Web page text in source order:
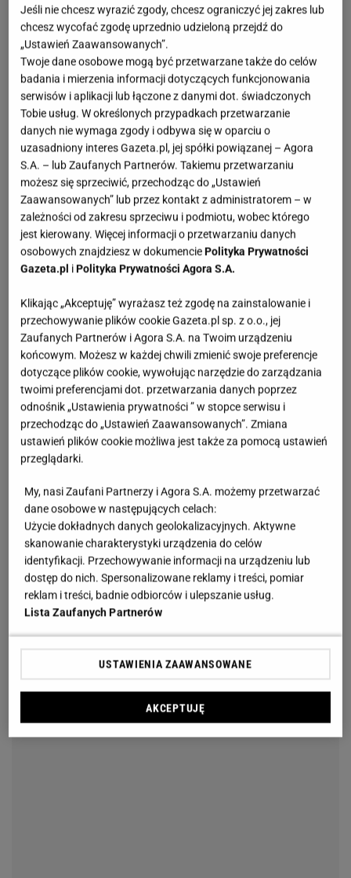
Ciepło i miękkość w najlepszej cenie
Koc wykonany jest z przyjemnego w dotyku
materiału, który doskonale chroni przed chłodem.
Sprawdza się zarówno podczas filmowych
wieczorów, jak i leniwych niedziel z książką w ręku.
Co ważne, jest lekki, a jednocześnie bardzo ciepły,
więc można go używać przez cały rok.
Jeśli nie chcesz wyrazić zgody, chcesz ograniczyć jej zakres lub
chcesz wycofać zgodę uprzednio udzieloną przejdź do
„Ustawień Zaawansowanych”.
Twoje dane osobowe mogą być przetwarzane także do celów
badania i mierzenia informacji dotyczących funkcjonowania
serwisów i aplikacji lub łączone z danymi dot. świadczonych
Tobie usług. W określonych przypadkach przetwarzanie
danych nie wymaga zgody i odbywa się w oparciu o
uzasadniony interes Gazeta.pl, jej spółki powiązanej – Agora
S.A. – lub Zaufanych Partnerów. Takiemu przetwarzaniu
możesz się sprzeciwić, przechodząc do „Ustawień
Zaawansowanych” lub przez kontakt z administratorem – w
zależności od zakresu sprzeciwu i podmiotu, wobec którego
jest kierowany. Więcej informacji o przetwarzaniu danych
osobowych znajdziesz w dokumenciePolityka Prywatności
Gazeta.pl iPolityka Prywatności Agora S.A.
Klikając „Akceptuję” wyrażasz też zgodę na zainstalowanie i
przechowywanie plików cookie Gazeta.pl sp. z o.o., jej
Zaufanych Partnerów i Agora S.A. na Twoim urządzeniu
końcowym. Możesz w każdej chwili zmienić swoje preferencje
dotyczące plików cookie, wywołując narzędzie do zarządzania
twoimi preferencjami dot. przetwarzania danych poprzez
odnośnik „Ustawienia prywatności ” w stopce serwisu i
przechodząc do „Ustawień Zaawansowanych”. Zmiana
ustawień plików cookie możliwa jest także za pomocą ustawień
przeglądarki.
My, nasi Zaufani Partnerzy i Agora S.A. możemy przetwarzać
dane osobowe w następujących celach:
Użycie dokładnych danych geolokalizacyjnych. Aktywne
skanowanie charakterystyki urządzenia do celów
identyfikacji. Przechowywanie informacji na urządzeniu lub
dostęp do nich. Spersonalizowane reklamy i treści, pomiar
reklam i treści, badnie odbiorców i ulepszanie usług.
Lista Zaufanych Partnerów
USTAWIENIA ZAAWANSOWANE
AKCEPTUJĘ